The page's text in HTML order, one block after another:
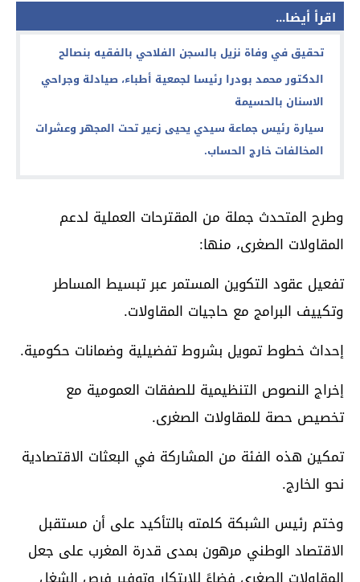
اقرأ أيضا...
تحقيق في وفاة نزيل بالسجن الفلاحي بالفقيه بنصالح
الدكتور محمد بودرا رئيسا لجمعية أطباء، صيادلة وجراحي
الاسنان بالحسيمة
سيارة رئيس جماعة سيدي يحيى زعير تحت المجهر وعشرات
المخالفات خارج الحساب.
وطرح المتحدث جملة من المقترحات العملية لدعم
المقاولات الصغرى، منها:
تفعيل عقود التكوين المستمر عبر تبسيط المساطر
وتكييف البرامج مع حاجيات المقاولات.
إحداث خطوط تمويل بشروط تفضيلية وضمانات حكومية.
إخراج النصوص التنظيمية للصفقات العمومية مع
تخصيص حصة للمقاولات الصغرى.
تمكين هذه الفئة من المشاركة في البعثات الاقتصادية
نحو الخارج.
وختم رئيس الشبكة كلمته بالتأكيد على أن مستقبل
الاقتصاد الوطني مرهون بمدى قدرة المغرب على جعل